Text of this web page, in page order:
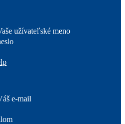
užívateľské meno
e-mail